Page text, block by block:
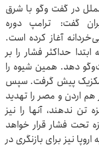
در گفت وگو با شرق
گفت: ترامپ دوره
آغاز کرده است.
حداکثر فشار را بر
دهد. همین شیوه را
مکزیک پیش گرفت. سپس
هم اردن و مصر را تهدید
تن ندهند، آنها را نیز
تحت فشار قرار خواهد
نیز برای بازنگری در